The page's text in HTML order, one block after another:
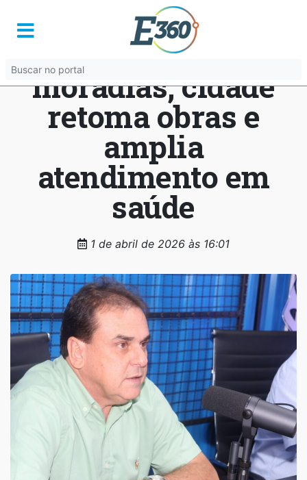
PALMINÓPOLIS:
Após década sem
moradias, cidade
retoma obras e
amplia
atendimento em
saúde
1 de abril de 2026 às 16:01